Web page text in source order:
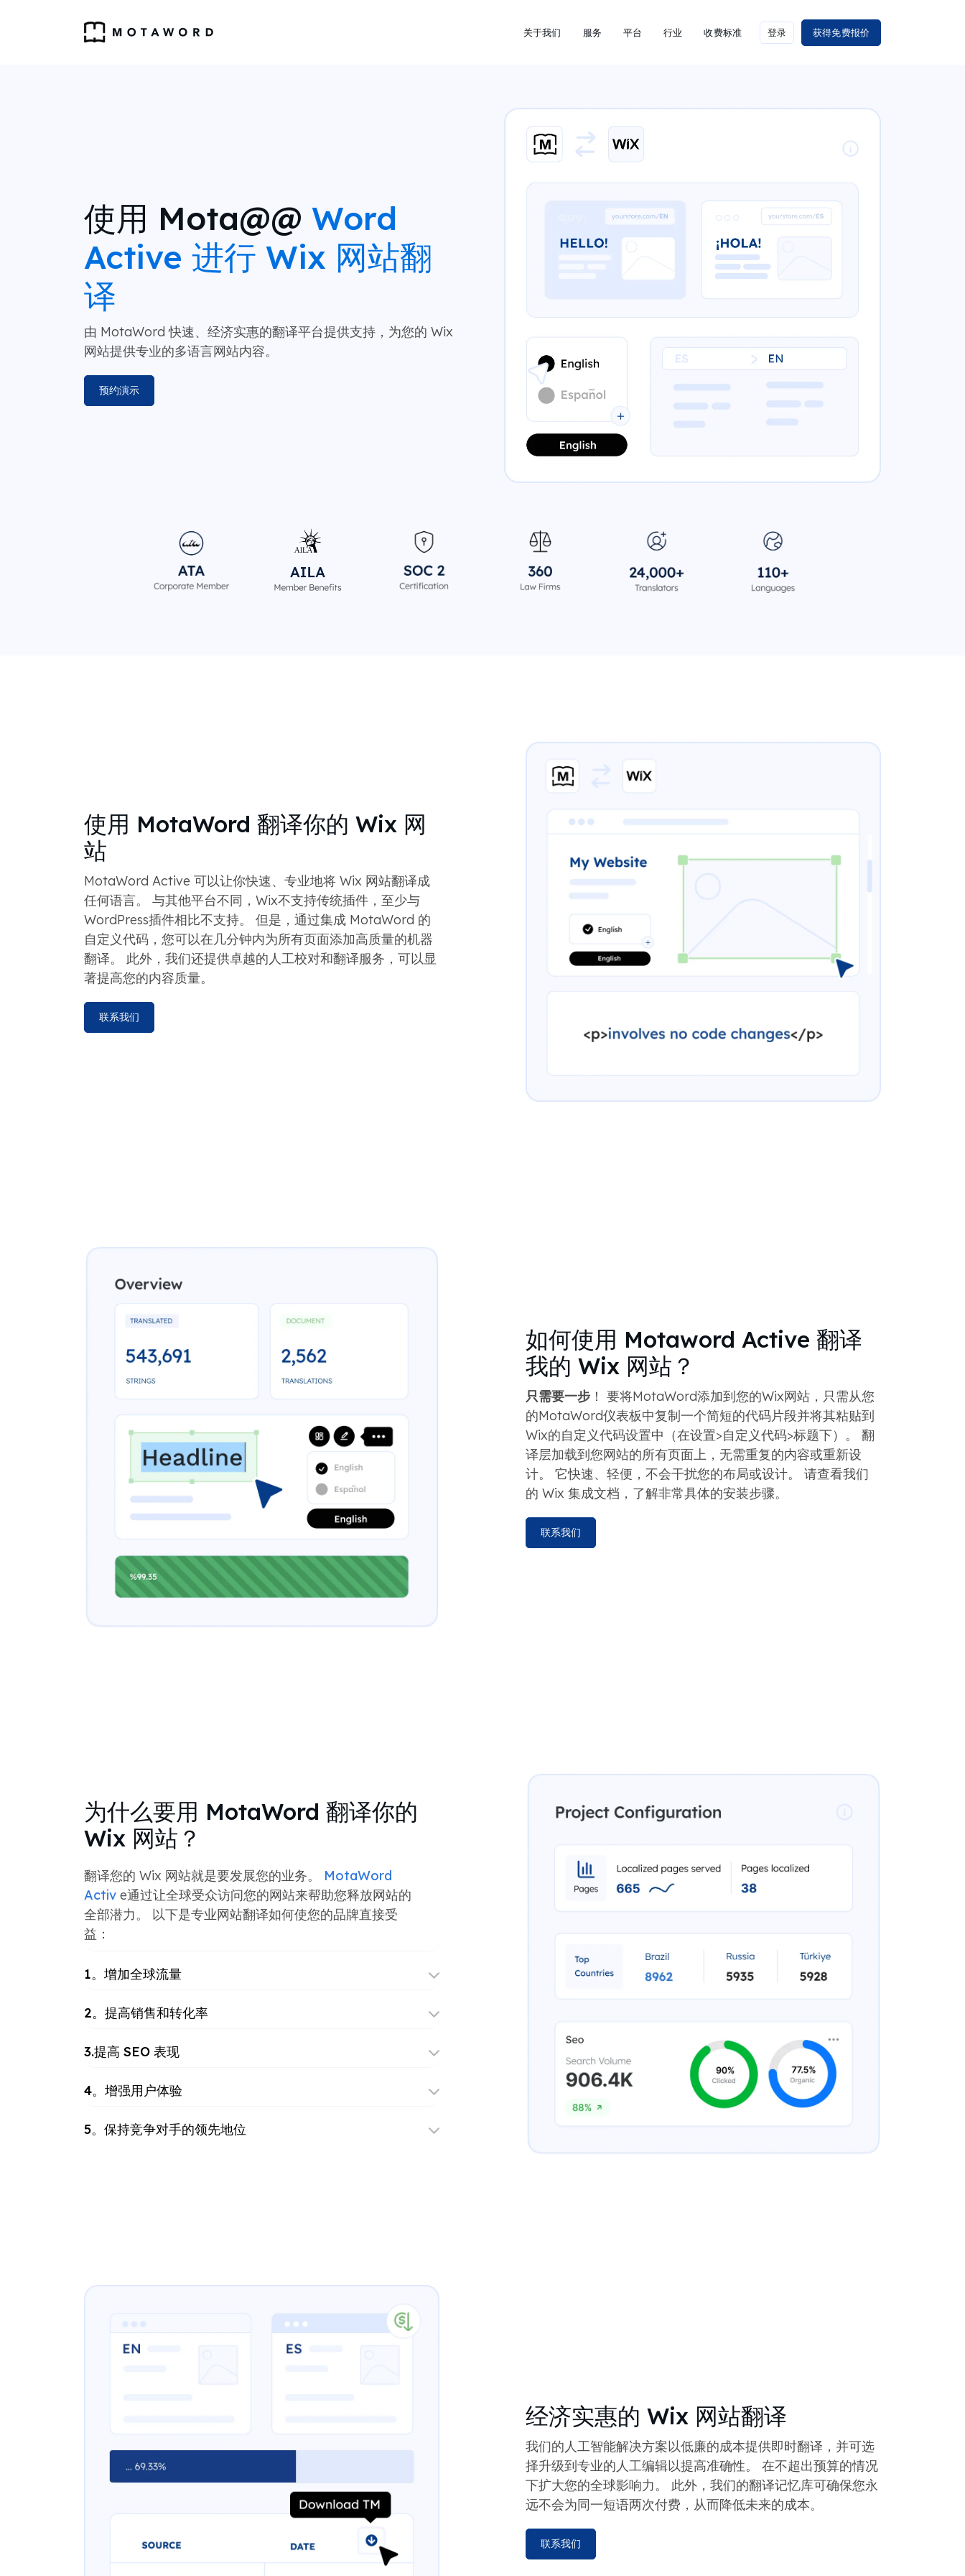
关于我们 服务 平台 行业 收费标准 登录 获得免费报价
使用 Mota@@ Word
Active 进行 Wix 网站翻
译
由 MotaWord 快速、经济实惠的翻译平台提供支持，为您的 Wix
网站提供专业的多语言网站内容。
预约演示
使用 MotaWord 翻译你的 Wix 网
站
MotaWord Active 可以让你快速、专业地将 Wix 网站翻译成
任何语言。 与其他平台不同，Wix不支持传统插件，至少与
WordPress插件相比不支持。 但是，通过集成 MotaWord 的
自定义代码，您可以在几分钟内为所有页面添加高质量的机器
翻译。 此外，我们还提供卓越的人工校对和翻译服务，可以显
著提高您的内容质量。
联系我们
如何使用 Motaword Active 翻译
我的 Wix 网站？
只需要一步！ 要将MotaWord添加到您的Wix网站，只需从您
的MotaWord仪表板中复制一个简短的代码片段并将其粘贴到
Wix的自定义代码设置中（在设置>自定义代码>标题下）。 翻
译层加载到您网站的所有页面上，无需重复的内容或重新设
计。 它快速、轻便，不会干扰您的布局或设计。 请查看我们
的 Wix 集成文档，了解非常具体的安装步骤。
联系我们
为什么要用 MotaWord 翻译你的
Wix 网站？
翻译您的 Wix 网站就是要发展您的业务。
MotaWord
Active通过让全球受众访问您的网站来帮助您释放网站的
全部潜力。 以下是专业网站翻译如何使您的品牌直接受
益：
1。增加全球流量
2。提高销售和转化率
3.提高 SEO 表现
4。增强用户体验
5。保持竞争对手的领先地位
经济实惠的 Wix 网站翻译
我们的人工智能解决方案以低廉的成本提供即时翻译，并可选
择升级到专业的人工编辑以提高准确性。 在不超出预算的情况
下扩大您的全球影响力。 此外，我们的翻译记忆库可确保您永
远不会为同一短语两次付费，从而降低未来的成本。
联系我们